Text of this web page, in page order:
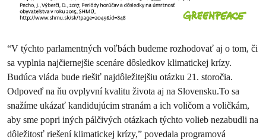
“V týchto parlamentných voľbách budeme rozhodovať aj o tom, či
sa vyplnia najčiernejšie scenáre dôsledkov klimatickej krízy.
Budúca vláda bude riešiť najdôležitejšiu otázku 21. storočia.
Odpoveď na ňu ovplyvní kvalitu života aj na Slovensku.To sa
snažíme ukázať kandidujúcim stranám a ich voličom a voličkám,
aby sme popri iných pálčivých otázkach týchto volieb nezabudli na
dôležitosť riešení klimatickej krízy,” povedala programová